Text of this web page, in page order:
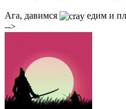
Ага, давимся
едим и
-->